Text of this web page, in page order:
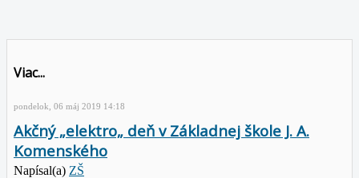
Viac...
pondelok, 06 máj 2019 14:18
Akčný „elektro„ deň v Základnej škole J. A.
Komenského
Napísal(a) ZŠ